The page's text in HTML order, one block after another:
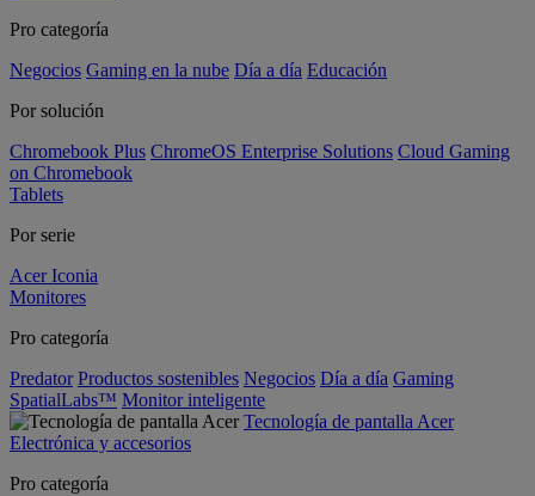
Pro categoría
Negocios Gaming en la nube Día a día Educación
Por solución
Chromebook Plus ChromeOS Enterprise Solutions Cloud Gaming
on Chromebook
Tablets
Por serie
Acer Iconia
Monitores
Pro categoría
Predator Productos sostenibles Negocios Día a día Gaming
SpatialLabs™ Monitor inteligente
Tecnología de pantalla Acer
Electrónica y accesorios
Pro categoría